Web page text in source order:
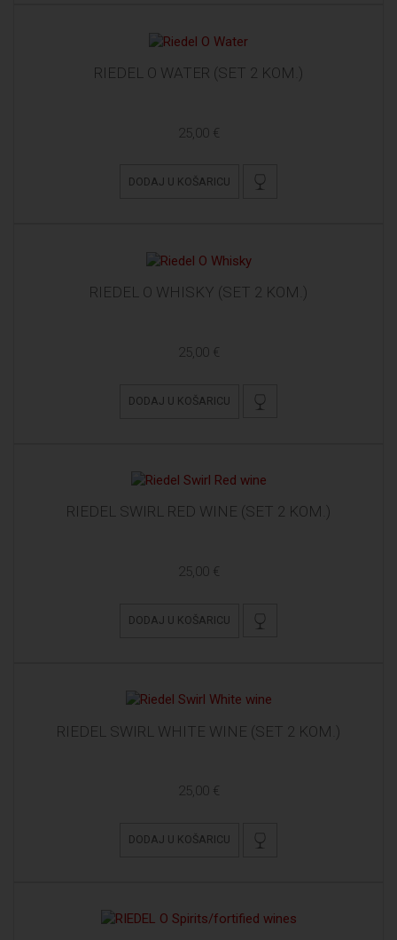
RIEDEL O WATER (SET 2 KOM.)
25,00 €
DODAJ U KOŠARICU
RIEDEL O WHISKY (SET 2 KOM.)
25,00 €
DODAJ U KOŠARICU
RIEDEL SWIRL RED WINE (SET 2 KOM.)
25,00 €
DODAJ U KOŠARICU
RIEDEL SWIRL WHITE WINE (SET 2 KOM.)
25,00 €
DODAJ U KOŠARICU